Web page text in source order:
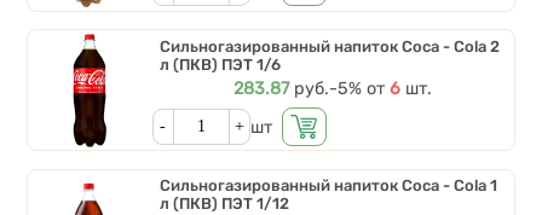
Сильногазированный напиток Coca - Cola 2
л (ПКВ) ПЭТ 1/6
Цена
283.87 руб.Скидки от количества
-5% от6 шт.
Кол-во
шт
Сильногазированный напиток Coca - Cola 1
л (ПКВ) ПЭТ 1/12